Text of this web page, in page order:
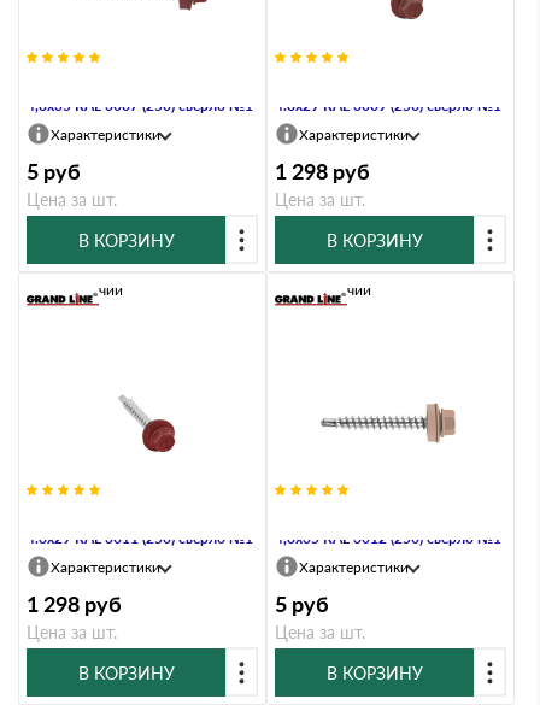
4,8х35 RAL 3007 (250) сверло №1
Характеристики
5 руб
Цена за шт.
В КОРЗИНУ
4.8х29 RAL 3009 (250) сверло №1
Характеристики
1 298 руб
Цена за шт.
В КОРЗИНУ
4.8х29 RAL 3011 (250) сверло №1
В наличии
Характеристики
1 298 руб
Цена за шт.
В КОРЗИНУ
4,8х35 RAL 3012 (250) сверло №1
В наличии
Характеристики
5 руб
Цена за шт.
В КОРЗИНУ